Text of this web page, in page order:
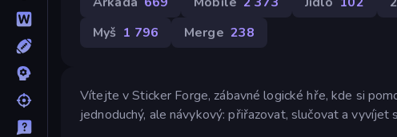
Myš 1 796 Merge 238
Vítejte v Sticker Forge, zábavné logické hře, kde si
jednoduchý, ale návykový: přiřazovat, slučovat a vyvíjet